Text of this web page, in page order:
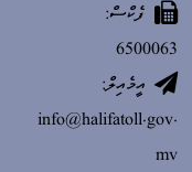
ފެކްސް:
6500063
އީމެއިލް:
info@halifatoll.gov.
mv